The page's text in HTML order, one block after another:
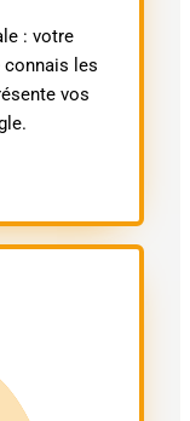
: votre
connais les
vos